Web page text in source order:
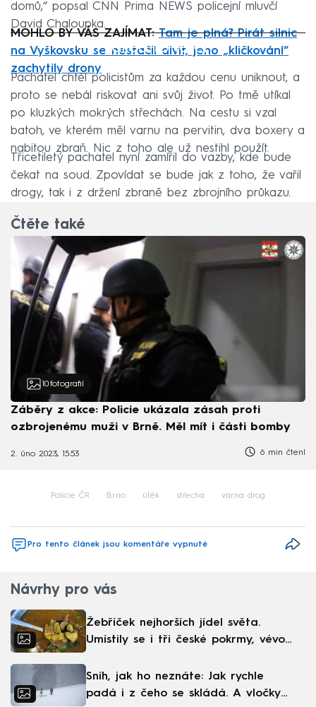
domů,“ popsal CNN Prima NEWS policejní mluvčí
David Chaloupka.
Failed to fetch
MOHLO BY VÁS ZAJÍMAT:Tam je plná? Pirát silnic
na Vyškovsku se nestačil divit, jeho „kličkování“
zachytily drony
Pachatel chtěl policistům za každou cenu uniknout, a
proto se nebál riskovat ani svůj život. Po tmě utíkal
po kluzkých mokrých střechách. Na cestu si vzal
batoh, ve kterém měl varnu na pervitin, dva boxery a
nabitou zbraň. Nic z toho ale už nestihl použít.
Třicetiletý pachatel nyní zamířil do vazby, kde bude
čekat na soud. Zpovídat se bude jak z toho, že vařil
drogy, tak i z držení zbraně bez zbrojního průkazu.
Čtěte také
10 fotografií
Záběry z akce: Policie ukázala zásah proti
ozbrojenému muži v Brně. Měl mít i části bomby
2. úno 2023, 15:53 6 min čtení
Policie ČR Brno útěk střecha varna drog
Pro tento článek jsou komentáře vypnuté
Návrhy pro vás
Žebříček nejhorších jídel světa.
Umístily se i tři české pokrmy, vévodí
Sníh, jak ho neznáte: Jak rychle
padá i z čeho se skládá. A vločky